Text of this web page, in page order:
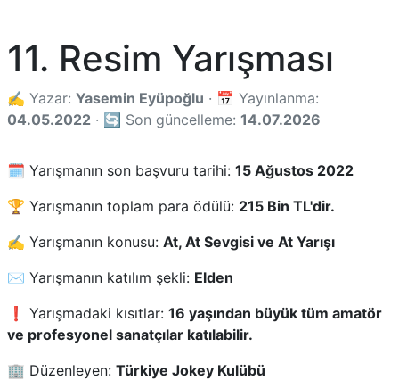
11. Resim Yarışması
✍️ Yazar: Yasemin Eyüpoğlu · 📅 Yayınlanma:
04.05.2022 · 🔄 Son güncelleme: 14.07.2026
🗓️ Yarışmanın son başvuru tarihi: 15 Ağustos 2022
🏆 Yarışmanın toplam para ödülü: 215 Bin TL'dir.
✍️ Yarışmanın konusu: At, At Sevgisi ve At Yarışı
✉️ Yarışmanın katılım şekli: Elden
❗ Yarışmadaki kısıtlar: 16 yaşından büyük tüm amatör
ve profesyonel sanatçılar katılabilir.
🏢 Düzenleyen: Türkiye Jokey Kulübü